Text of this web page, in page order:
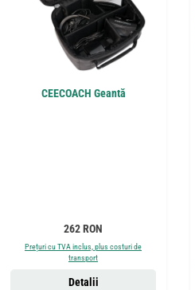
CEECOACH Geantă
Preț obișnuit:
262 RON
Prețuri cu TVA inclus, plus costuri de
transport
Detalii